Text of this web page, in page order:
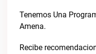
Tenemos Una
Amena.
Recibe